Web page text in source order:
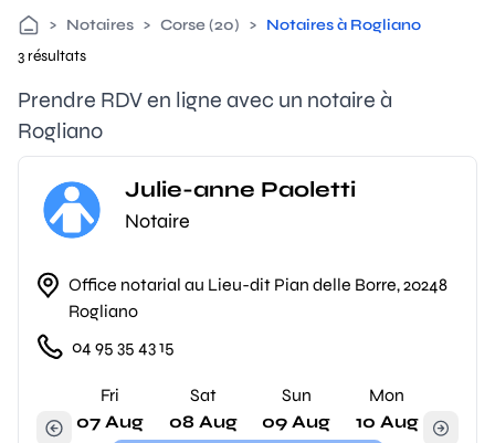
> Notaires > Corse (20) > Notaires à Rogliano
3 résultats
Prendre RDV en ligne avec un notaire à
Rogliano
Julie-anne Paoletti
Notaire
Office notarial au Lieu-dit Pian delle Borre, 20248
Rogliano
04 95 35 43 15
Fri
07 Aug
Sat
08 Aug
Sun
09 Aug
Mon
10 Aug